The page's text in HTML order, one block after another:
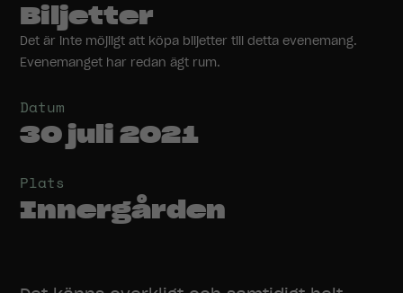
Biljetter
Det är inte möjligt att köpa biljetter till detta evenemang.
Evenemanget har redan ägt rum.
Datum
30 juli 2021
Plats
Innergården